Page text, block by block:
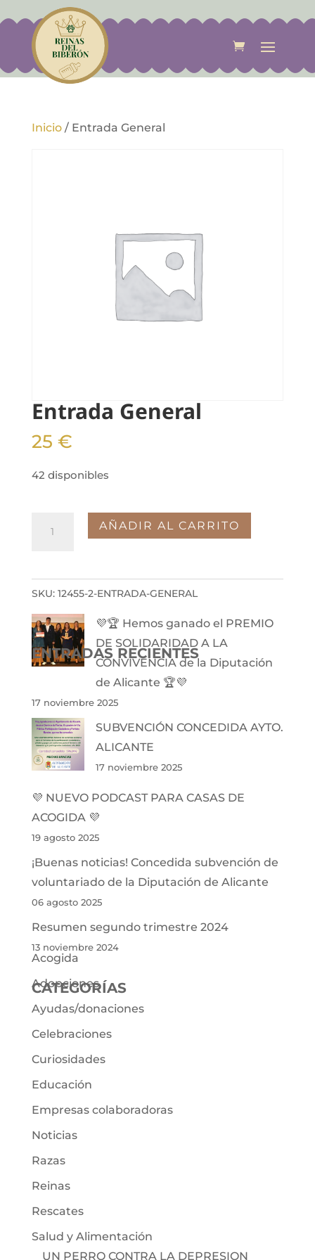
Inicio/ Entrada General
Entrada General
25 €
42 disponibles
AÑADIR AL CARRITO
SKU: 12455-2-ENTRADA-GENERAL
ENTRADAS RECIENTES
💜🏆 Hemos ganado el PREMIO
DE SOLIDARIDAD A LA
CONVIVENCIA de la Diputación
de Alicante 🏆💜
17 noviembre 2025
SUBVENCIÓN CONCEDIDA AYTO.
ALICANTE
17 noviembre 2025
💜 NUEVO PODCAST PARA CASAS DE
ACOGIDA 💜
19 agosto 2025
¡Buenas noticias! Concedida subvención de
voluntariado de la Diputación de Alicante
06 agosto 2025
Resumen segundo trimestre 2024
13 noviembre 2024
CATEGORÍAS
Acogida
Adopciones
Ayudas/donaciones
Celebraciones
Curiosidades
Educación
Empresas colaboradoras
Noticias
Razas
Reinas
Rescates
Salud y Alimentación
UN PERRO CONTRA LA DEPRESION